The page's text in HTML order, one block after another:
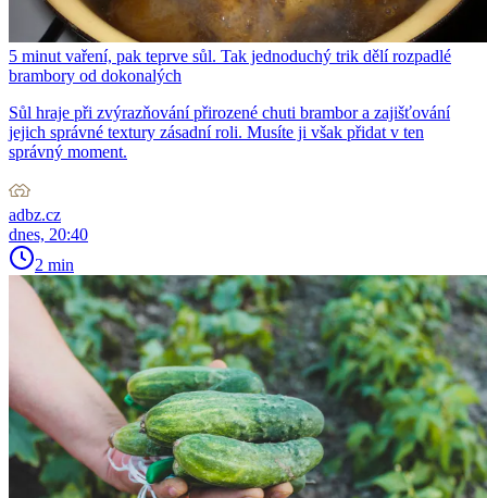
5 minut vaření, pak teprve sůl. Tak jednoduchý trik dělí rozpadlé
brambory od dokonalých
Sůl hraje při zvýrazňování přirozené chuti brambor a zajišťování
jejich správné textury zásadní roli. Musíte ji však přidat v ten
správný moment.
adbz.cz
dnes, 20:40
2 min